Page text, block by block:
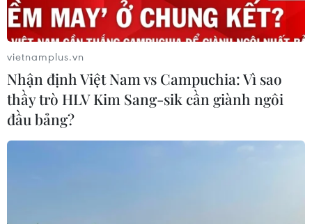
vietnamplus.vn
Nhận định Việt Nam vs Campuchia: Vì sao
thầy trò HLV Kim Sang-sik cần giành ngôi
đầu bảng?